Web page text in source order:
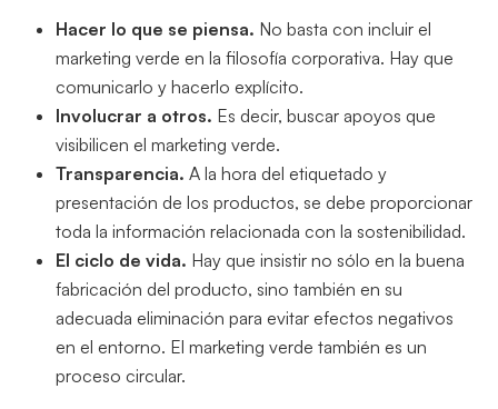
Hacer lo que se piensa. No basta con incluir el
marketing verde en la filosofía corporativa. Hay que
comunicarlo y hacerlo explícito.
Involucrar a otros. Es decir, buscar apoyos que
visibilicen el marketing verde.
Transparencia. A la hora del etiquetado y
presentación de los productos, se debe proporcionar
toda la información relacionada con la sostenibilidad.
El ciclo de vida. Hay que insistir no sólo en la buena
fabricación del producto, sino también en su
adecuada eliminación para evitar efectos negativos
en el entorno. El marketing verde también es un
proceso circular.